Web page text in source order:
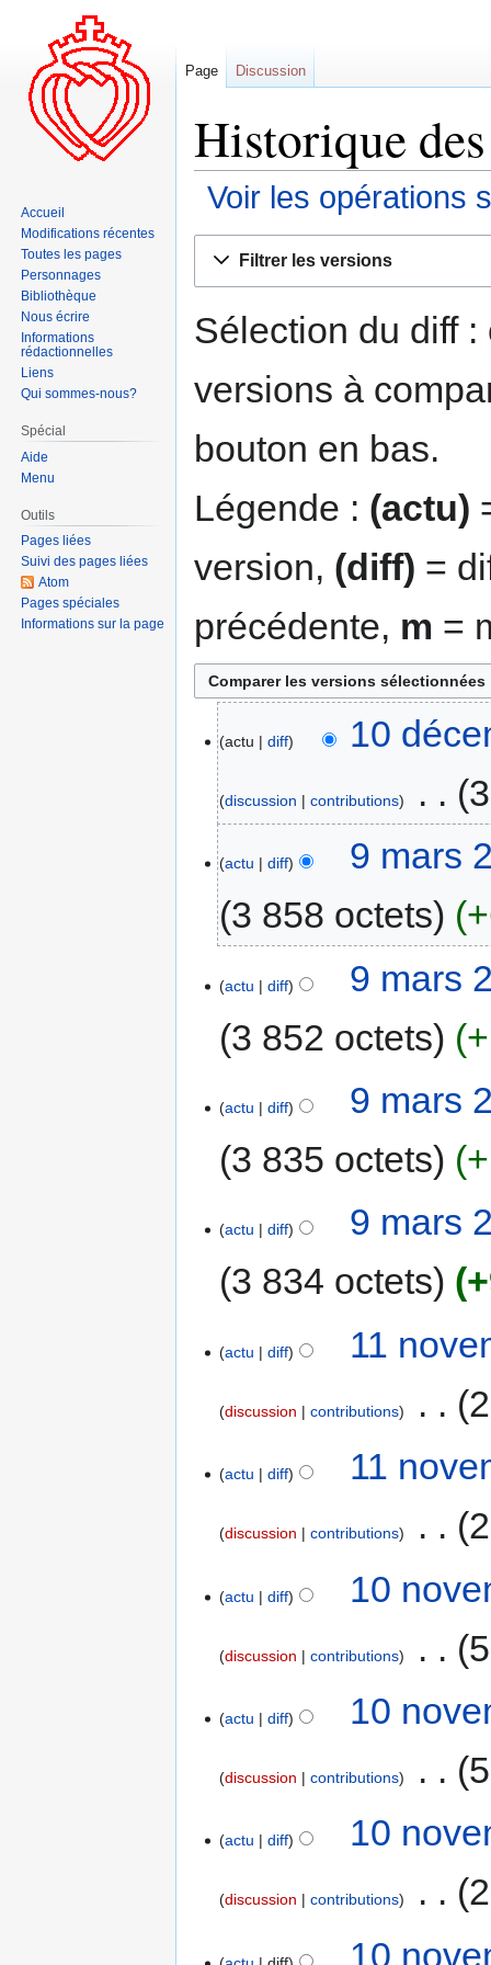
Historique
Voir les opérations
navigation
recherche
Filtrer les versions
Sélection du diff
versions à
bouton en bas.
Légende : (actu)
version, (diff) =
précédente, m =
actu diff 10
discussion contributions
actu diff
9 mars
3 858 octets
actu diff
9 mars
3 852 octets
actu diff
9 mars
3 835 octets
actu diff
9 mars
3 834 octets
actu diff 11
discussion contributions
actu diff 11
discussion contributions
actu diff 10
discussion contributions
actu diff 10
discussion contributions
actu diff 10
discussion contributions
10
Page Discussion
Accueil
Modifications récentes
Toutes les pages
Personnages
Bibliothèque
Nous écrire
Informations
rédactionnelles
Liens
Qui sommes-nous?
Spécial
Aide
Menu
Outils
Pages liées
Suivi des pages liées
Atom
Pages spéciales
Informations sur la page